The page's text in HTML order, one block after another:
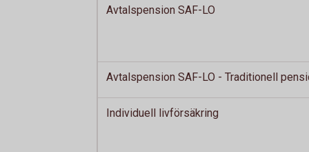
Avtalspension SAF-LO
Avtalspension SAF-LO - Traditionell
Individuell livförsäkring